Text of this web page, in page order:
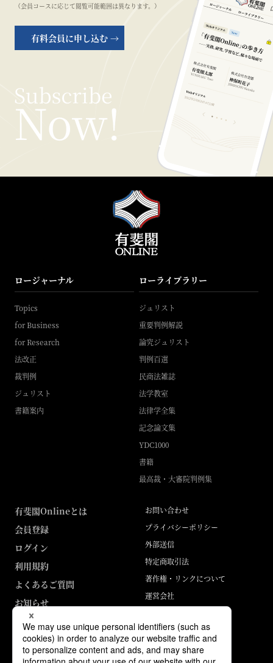
（会員コースに応じて閲覧可能範囲は異なります。）
有料会員に申し込む →
ロージャーナル
Topics
for Business
for Research
法改正
裁判例
ジュリスト
書籍案内
ローライブラリー
ジュリスト
重要判例解説
論究ジュリスト
判例百選
民商法雑誌
法学教室
法律学全集
記念論文集
YDC1000
書籍
最高裁・大審院判例集
有斐閣Onlineとは
会員登録
ログイン
利用規約
よくあるご質問
お知らせ
お問い合わせ
プライバシーポリシー
外部送信
特定商取引法
著作権・リンクについて
運営会社